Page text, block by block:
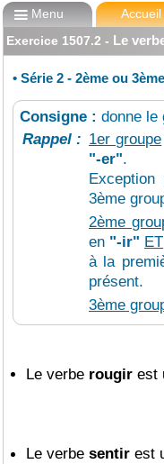
Menu Accueil
Exercice 1507.2 - Le
• Série 2 - 2ème ou
Consigne : donne le
Rappel : 1er groupe
"-er".
3ème
2ème
en "-ir" ET
à la
présent.
3ème
Le verbe rougir est
Le verbe sentir est